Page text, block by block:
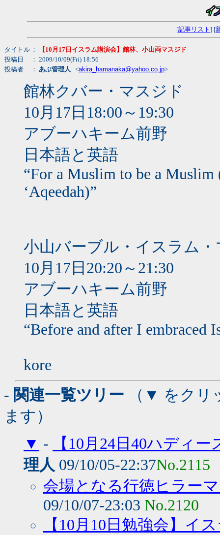
[記事リスト ] [
タイトル ：
【10月17日イスラム講演会】館林、小山両マスジド
投稿日
： 2009/10/09(Fri) 18:56
投稿者
： あぶ管理人 <akira_hamanaka@yahoo.co.jp>
館林クバー・マスジド
10月17日18:00～19:30
アブーハキーム前野
日本語と英語
“For a Muslim to be a Muslim
‘Aqeedah)”
小山バーブル・イスラム
10月17日20:20～21:30
アブーハキーム前野
日本語と英語
“Before and after I embraced
kore
- 関連一覧ツリー （▼ をクリ
ます）
▼ -
【10月24日40ハディ
理人 09/10/05-22:37No.2115
会場となる行徳ヒラー
09/10/07-23:03 No.2120
【10月10日勉強会】イ